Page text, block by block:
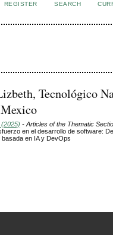
REGISTER SEARCH
Tecnológico
- Articles of the Thematic
en el desarrollo de software:
en IA y DevOps